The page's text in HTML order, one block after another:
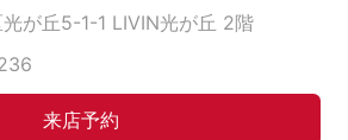
が丘5-1-1 LIVIN光が丘 2階
来店予約